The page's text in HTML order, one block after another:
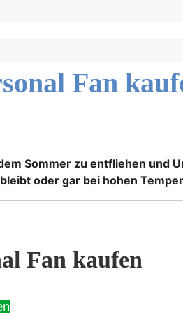
Fan
Sommer zu entfliehen und
oder gar bei hohen
Fan kaufen